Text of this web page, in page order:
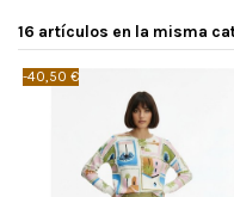
16 artículos en la misma
-40,50 €